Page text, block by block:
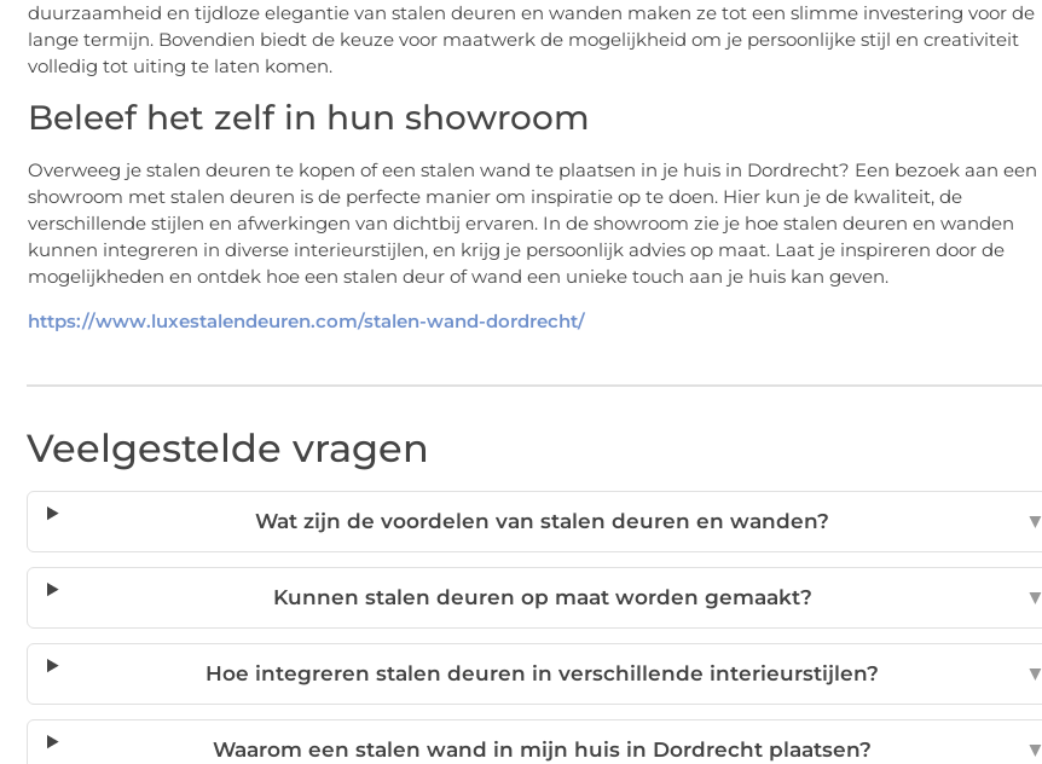
duurzaamheid en tijdloze elegantie van stalen deuren en wanden maken ze tot een slimme investering voor de
lange termijn. Bovendien biedt de keuze voor maatwerk de mogelijkheid om je persoonlijke stijl en creativiteit
volledig tot uiting te laten komen.
Beleef het zelf in hun showroom
Overweeg je stalen deuren te kopen of een stalen wand te plaatsen in je huis in Dordrecht? Een bezoek aan een
showroom met stalen deuren is de perfecte manier om inspiratie op te doen. Hier kun je de kwaliteit, de
verschillende stijlen en afwerkingen van dichtbij ervaren. In de showroom zie je hoe stalen deuren en wanden
kunnen integreren in diverse interieurstijlen, en krijg je persoonlijk advies op maat. Laat je inspireren door de
mogelijkheden en ontdek hoe een stalen deur of wand een unieke touch aan je huis kan geven.
https://www.luxestalendeuren.com/stalen-wand-dordrecht/
Veelgestelde vragen
Wat zijn de voordelen van stalen deuren en wanden? ▼
Kunnen stalen deuren op maat worden gemaakt? ▼
Hoe integreren stalen deuren in verschillende interieurstijlen? ▼
Waarom een stalen wand in mijn huis in Dordrecht plaatsen? ▼